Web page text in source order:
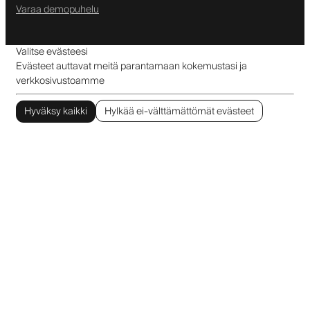
Varaa demopuhelu
Valitse evästeesi
Evästeet auttavat meitä parantamaan kokemustasi ja
verkkosivustoamme
Hyväksy kaikki
Hylkää ei-välttämättömät evästeet